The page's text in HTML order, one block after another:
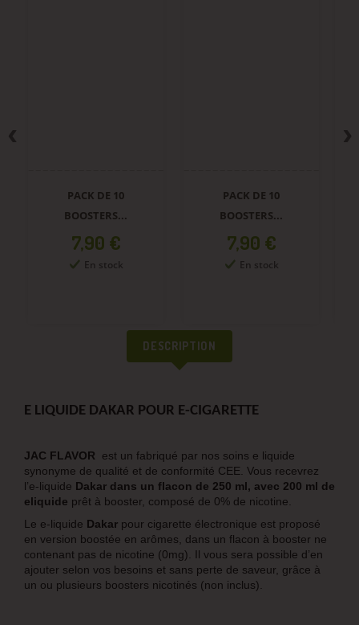
PACK DE 10
BOOSTERS...
Prix
7,90 €
En stock
PACK DE 10
BOOSTERS...
Prix
7,90 €
En stock
DESCRIPTION
E LIQUIDE DAKAR POUR E-CIGARETTE
JAC FLAVOR est un fabriqué par nos soins e liquide
synonyme de qualité et de conformité CEE. Vous recevrez
l’e-liquide Dakar dans un flacon de 250 ml, avec 200 ml de
eliquide prêt à booster, composé de 0% de nicotine.
Le e-liquide Dakar pour cigarette électronique est proposé
en version boostée en arômes, dans un flacon à booster ne
contenant pas de nicotine (0mg). Il vous sera possible d’en
ajouter selon vos besoins et sans perte de saveur, grâce à
un ou plusieurs boosters nicotinés (non inclus).